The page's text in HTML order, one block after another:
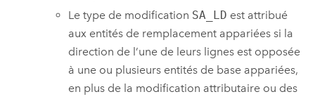
Le type de modification SA_LD est attribué
aux entités de remplacement appariées si la
direction de l’une de leurs lignes est opposée
à une ou plusieurs entités de base appariées,
en plus de la modification attributaire ou des